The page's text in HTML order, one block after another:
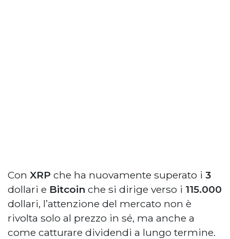
Con XRP che ha nuovamente superato i 3
dollari e Bitcoin che si dirige verso i 115.000
dollari, l’attenzione del mercato non è
rivolta solo al prezzo in sé, ma anche a
come catturare dividendi a lungo termine.